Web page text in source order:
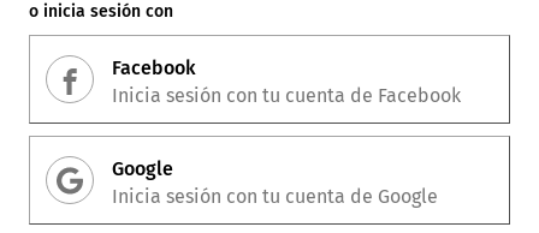
o inicia sesión con
Facebook
Inicia sesión con tu cuenta de Facebook
Google
Inicia sesión con tu cuenta de Google